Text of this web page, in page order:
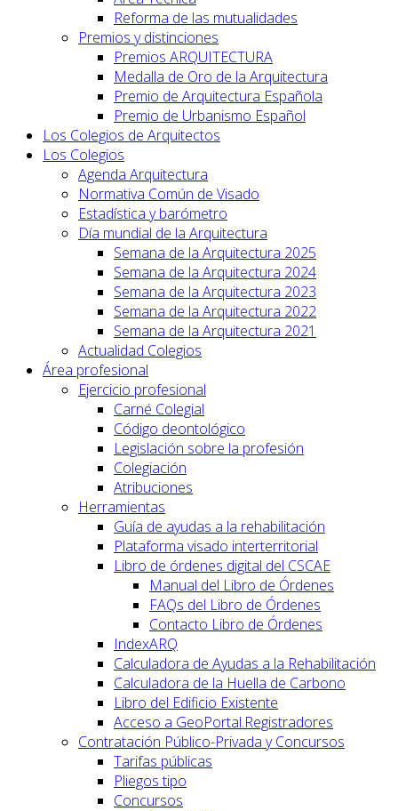
Reforma de las mutualidades
Premios y distinciones
Premios ARQUITECTURA
Medalla de Oro de la Arquitectura
Premio de Arquitectura Española
Premio de Urbanismo Español
Los Colegios de Arquitectos
Los Colegios
Agenda Arquitectura
Normativa Común de Visado
Estadística y barómetro
Día mundial de la Arquitectura
Semana de la Arquitectura 2025
Semana de la Arquitectura 2024
Semana de la Arquitectura 2023
Semana de la Arquitectura 2022
Semana de la Arquitectura 2021
Actualidad Colegios
Área profesional
Ejercicio profesional
Carné Colegial
Código deontológico
Legislación sobre la profesión
Colegiación
Atribuciones
Herramientas
Guía de ayudas a la rehabilitación
Plataforma visado interterritorial
Libro de órdenes digital del CSCAE
Manual del Libro de Órdenes
FAQs del Libro de Órdenes
Contacto Libro de Órdenes
IndexARQ
Calculadora de Ayudas a la Rehabilitación
Calculadora de la Huella de Carbono
Libro del Edificio Existente
Acceso a GeoPortal.Registradores
Contratación Público-Privada y Concursos
Tarifas públicas
Pliegos tipo
Concursos